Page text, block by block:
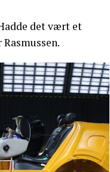
det vært et